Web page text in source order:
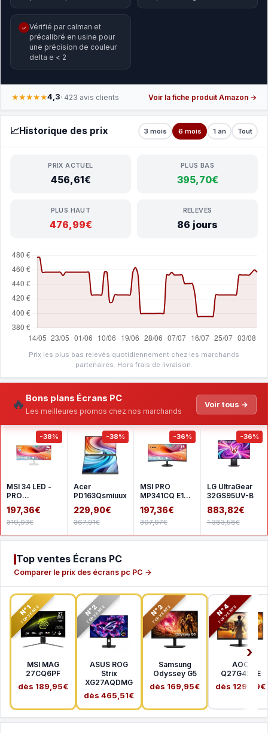
✓ Vérifié par calman et
précalibré en usine pour
une précision de couleur
delta e < 2
★★★★★4,3· 423 avis clients Voir la fiche produit Amazon →
📈Historique des prix 3 mois 6 mois 1 an Tout
PRIX ACTUEL
456,61€
PLUS BAS
395,70€
PLUS HAUT
476,99€
RELEVÉS
86 jours
Prix les plus bas relevés quotidiennement chez les marchands
partenaires. Hors frais de livraison.
🔥 Bons plans Écrans PC
Les meilleures promos chez nos marchands
Voir tous →
-38%
MSI 34 LED -
PRO
MP341CQW
E12 - White
197,36€
319,93€
-38%
Acer
PD163Qsmiuux
229,90€
367,91€
-36%
MSI PRO
MP341CQ E12 -
Black
197,36€
307,97€
-36%
LG UltraGear
32GS95UV-B
883,82€
1 383,58€
Top ventes Écrans PC
Comparer le prix des écrans pc PC →
N°1
TOP VENTE
MSI MAG
27CQ6PF
dès 189,95€
N°2
TOP VENTE
ASUS ROG
Strix
XG27AQDMG
dès 465,51€
N°3
TOP VENTE
Samsung
Odyssey G5
dès 169,95€
N°4
TOP VENTE
AOC
Q27G42XE
dès 129,99€